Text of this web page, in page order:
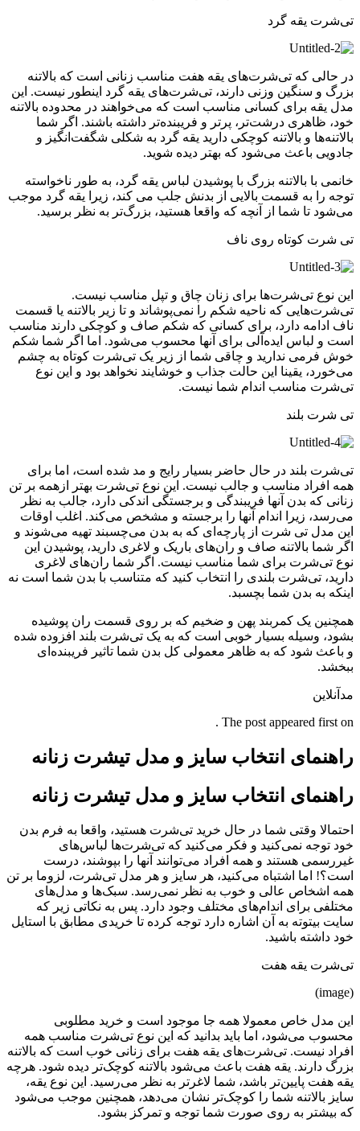
تی‌شرت یقه گرد
در حالی که تی‌شرت‌های یقه هفت مناسب زنانی است که بالاتنه
بزرگ و سنگین وزنی دارند، تی‌شرت‌های یقه گرد اینطور نیست. این
مدل یقه برای کسانی مناسب است که می‌خواهند در محدوده بالاتنه
خود، ظاهری درشت‌تر، پرتر و فریبنده‌تر داشته باشند. اگر شما
بالاتنه‌ها و بالاتنه کوچکی دارید یقه گرد به شکلی شگفت‌انگیز و
جادویی باعث می‌شود که بهتر دیده شوید.
خانمی با بالاتنه بزرگ با پوشیدن لباس یقه گرد، به طور ناخواسته
توجه را به قسمت بالایی از بدنش جلب می کند، زیرا یقه گرد موجب
می‌شود تا شما از آنچه که واقعا هستید، بزرگ‌تر به نظر برسید.
تی شرت کوتاه روی ناف
این نوع تی‌شرت‌ها برای زنان چاق و تپل مناسب نیست.
تی‌شرت‌هایی که ناحیه شکم را نمی‌پوشاند و تا زیر بالاتنه یا قسمت
ناف ادامه دارد، برای کسانی که شکم صاف و کوچکی دارند مناسب
است و لباس ایده‌آلی برای آنها محسوب می‌شود. اما اگر شما شکم
خوش فرمی ندارید و چاقی شما از زیر یک تی‌شرت کوتاه به چشم
می‌خورد، یقینا این حالت جذاب و خوشایند نخواهد بود و این نوع
تی‌شرت مناسب اندام شما نیست.
تی شرت بلند
تی‌شرت بلند در حال حاضر بسیار رایج و مد شده است، اما برای
همه افراد مناسب و جالب نیست. این نوع تی‌شرت بهتر ازهمه بر تن
زنانی که بدن آنها فریبندگی و برجستگی اندکی دارد، جالب به نظر
می‌رسد، زیرا اندام آنها را برجسته و مشخص می‌کند. اغلب اوقات
این مدل تی شرت از پارچه‌ای که به بدن می‌چسبند تهیه می‌شوند و
اگر شما بالاتنه صاف و ران‌های باریک و لاغری دارید، پوشیدن این
نوع تی‌شرت برای شما مناسب نیست. اگر شما ران‌های لاغری
دارید، تی‌شرت بلندی را انتخاب کنید که متناسب با بدن شما است نه
اینکه به بدن شما بچسبد.
همچنین یک کمربند پهن و ضخیم که بر روی قسمت ران پوشیده
بشود، وسیله بسیار خوبی است که به یک تی‌شرت بلند افزوده شده
و باعث شود که به ظاهر معمولی کل بدن شما تاثیر فریبنده‌ای
ببخشد.
مدآنلاین
The post appeared first on .
راهنمای انتخاب سایز و مدل تیشرت زنانه
راهنمای انتخاب سایز و مدل تیشرت زنانه
احتمالا وقتی شما در حال خرید تی‌شرت هستید، واقعا به فرم بدن
خود توجه نمی‌کنید و فکر می‌کنید که تی‌شرت‌ها لباس‌های
غیررسمی هستند و همه افراد می‌توانند آنها را بپوشند، درست
است؟! اما اشتباه می‌کنید، هر سایز و هر مدل تی‌شرت، لزوما بر تن
همه اشخاص عالی و خوب به نظر نمی‌رسد. سبک‌ها و مدل‌های
مختلفی برای اندام‌های مختلف وجود دارد. پس به نکاتی زیر که
سایت بیتوته به آن اشاره دارد توجه کرده تا خریدی مطابق با استایل
خود داشته باشید.
تی‌شرت یقه هفت
(image)
این مدل خاص معمولا همه جا موجود است و خرید مطلوبی
محسوب می‌شود، اما باید بدانید که این نوع تی‌شرت مناسب همه
افراد نیست. تی‌شرت‌های یقه هفت برای زنانی خوب است که بالاتنه
بزرگ دارند. یقه هفت باعث می‌شود بالاتنه کوچک‌تر دیده شود. هرچه
یقه هفت پایین‌تر باشد، شما لاغرتر به نظر می‌رسید. این نوع یقه،
سایز بالاتنه شما را کوچک‌تر نشان می‌دهد، همچنین موجب می‌شود
که بیشتر به روی صورت شما توجه و تمرکز بشود.